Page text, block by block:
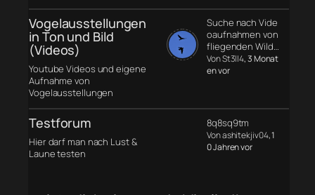
Vogelausstellungen
in Ton und Bild
(Videos)
Youtube Videos und eigene
Aufnahme von
Vogelausstellungen
Suche nach Vide
oaufnahmen von
fliegenden Wild…
Von St3ll4, 3 Monat
en vor
Testforum
Hier darf man nach Lust &
Laune testen
8q8sq9tm
Von ashitekjiv04, 1
0 Jahren vor